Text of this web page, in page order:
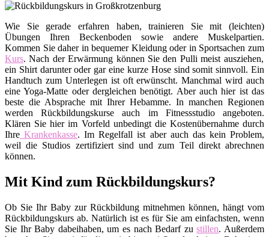
Wie Sie gerade erfahren haben, trainieren Sie mit (leichten)
Übungen Ihren Beckenboden sowie andere Muskelpartien.
Kommen Sie daher in bequemer Kleidung oder in Sportsachen zum
Kurs. Nach der Erwärmung können Sie den Pulli meist ausziehen,
ein Shirt darunter oder gar eine kurze Hose sind somit sinnvoll. Ein
Handtuch zum Unterlegen ist oft erwünscht. Manchmal wird auch
eine Yoga-Matte oder dergleichen benötigt. Aber auch hier ist das
beste die Absprache mit Ihrer Hebamme. In manchen Regionen
werden Rückbildungskurse auch im Fitnessstudio angeboten.
Klären Sie hier im Vorfeld unbedingt die Kostenübernahme durch
Ihre Krankenkasse. Im Regelfall ist aber auch das kein Problem,
weil die Studios zertifiziert sind und zum Teil direkt abrechnen
können.
Mit Kind zum Rückbildungskurs?
Ob Sie Ihr Baby zur Rückbildung mitnehmen können, hängt vom
Rückbildungskurs ab. Natürlich ist es für Sie am einfachsten, wenn
Sie Ihr Baby dabeihaben, um es nach Bedarf zustillen. Außerdem